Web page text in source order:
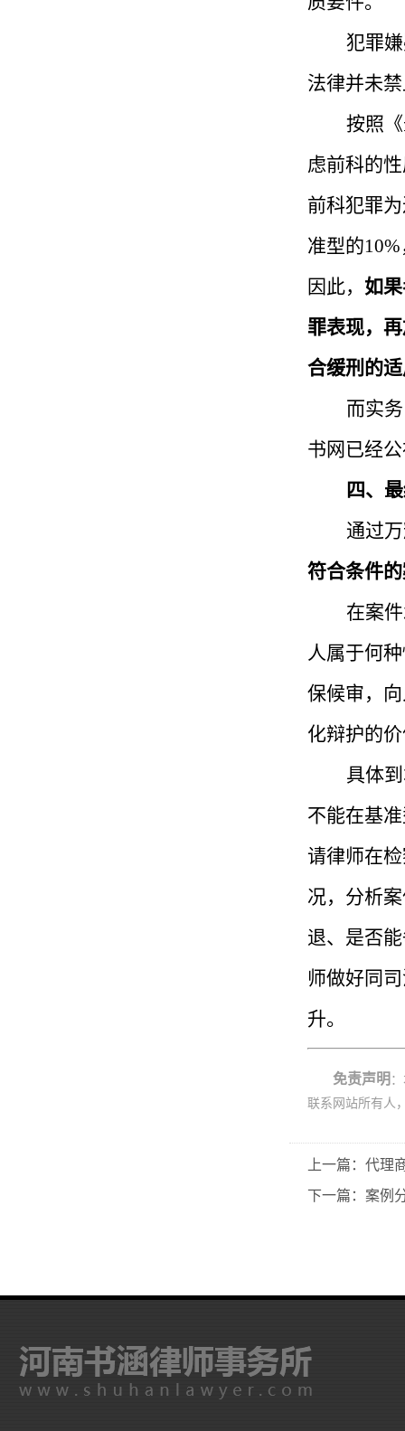
犯罪
法律并未
按照
虑前科的
前科犯罪
准型的
因此， 如
罪表现，
合缓刑的
而实
书网已经
四、
通过
符合条件
在案
人属于何
保候审，
化辩护的
具体
不能在基
请律师在
况，分析
退、是否
师做好同
升。
免责声明
联系网站所有人
上一篇：代理
下一篇：案例